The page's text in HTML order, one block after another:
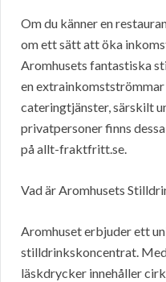
Om du känner en
om ett sätt att öka
Aromhusets fantastiska
en
cateringtjänster, särskilt
privatpersoner finns
på allt-fraktfritt.se.
Vad är Aromhusets
Aromhuset erbjuder ett
stilldrinkskoncentrat.
läskdrycker innehåller